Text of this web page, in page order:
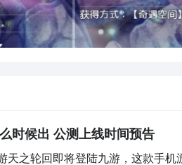
时候出 公测上线时间预告
天之轮回即将登陆九游，这款手